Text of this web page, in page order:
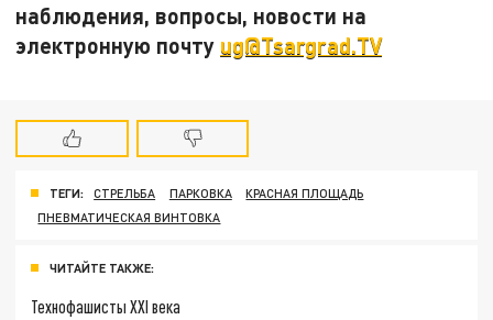
наблюдения, вопросы, новости на
электронную почту ug@Tsargrad.TV
ТЕГИ: СТРЕЛЬБА ПАРКОВКА
КРАСНАЯ ПЛОЩАДЬ
ПНЕВМАТИЧЕСКАЯ ВИНТОВКА
ЧИТАЙТЕ ТАКЖЕ:
Технофашисты XXI века